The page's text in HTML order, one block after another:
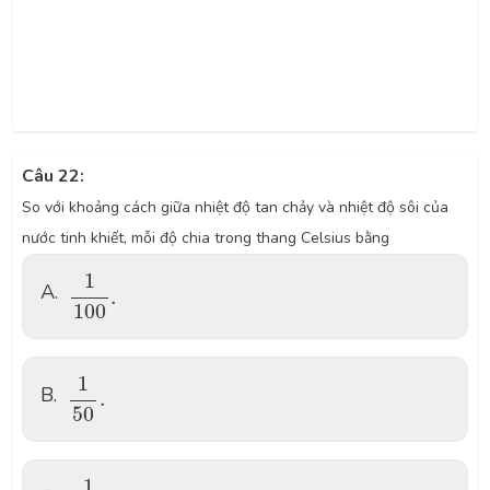
Câu 22:
So với khoảng cách giữa nhiệt độ tan chảy và nhiệt độ sôi của
nước tinh khiết, mỗi độ chia trong thang Celsius bằng
A.
1
100
.
\dfrac{1}{100}.
B.
1
50
.
\dfrac{1}{50}.
\dfrac{1}{200}.